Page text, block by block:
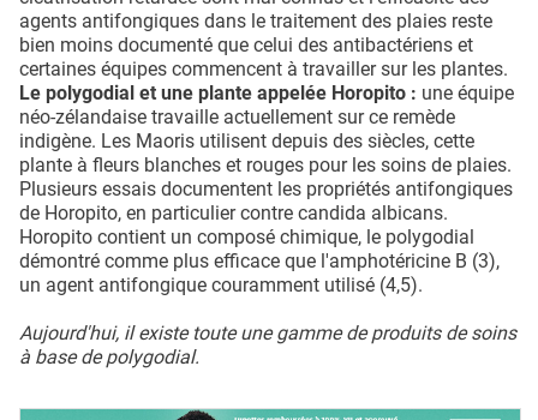
agents antifongiques dans le traitement des plaies reste
bien moins documenté que celui des antibactériens et
certaines équipes commencent à travailler sur les plantes.
Le polygodial et une plante appelée Horopito : une équipe
néo-zélandaise travaille actuellement sur ce remède
indigène. Les Maoris utilisent depuis des siècles, cette
plante à fleurs blanches et rouges pour les soins de plaies.
Plusieurs essais documentent les propriétés antifongiques
de Horopito, en particulier contre candida albicans.
Horopito contient un composé chimique, le polygodial
démontré comme plus efficace que l'amphotéricine B (3),
un agent antifongique couramment utilisé (4,5).
Aujourd'hui, il existe toute une gamme de produits de soins
à base de polygodial.